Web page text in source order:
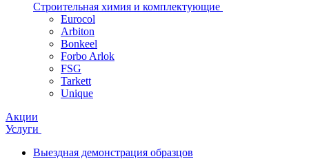
Строительная химия и комплектующие
Eurocol
Arbiton
Bonkeel
Forbo Arlok
FSG
Tarkett
Unique
Акции
Услуги
Выездная демонстрация образцов